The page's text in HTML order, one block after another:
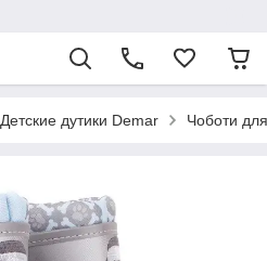
Детские дутики Demar Чоботи